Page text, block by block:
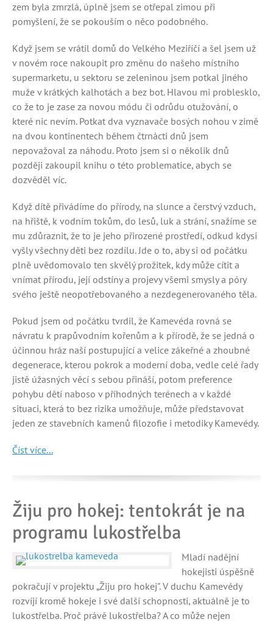
zem byla zmrzlá, úplně jsem se otřepal zimou při
pomyšlení, že se pokouším o něco podobného.
Když jsem se vrátil domů do Velkého Meziříčí a šel jsem už
v novém roce nakoupit pro změnu do našeho místního
supermarketu, u sektoru se zeleninou jsem potkal jiného
muže v krátkých kalhotách a bez bot. Hlavou mi problesklo,
co že to je zase za novou módu či odrůdu otužování, o
které nic nevím. Potkat dva vyznavače bosých nohou v zimě
na dvou kontinentech během čtrnácti dnů jsem
nepovažoval za náhodu. Proto jsem si o několik dnů
později zakoupil knihu o této problematice, abych se
dozvěděl víc.
Když dítě přivádíme do přírody, na slunce a čerstvý vzduch,
na hřiště, k vodním tokům, do lesů, luk a strání, snažíme se
mu zdůraznit, že to je jeho přirozené prostředí, odkud kdysi
vyšly všechny děti bez rozdílu. Jde o to, aby si od počátku
plně uvědomovalo ten skvělý prožitek, kdy může cítit a
vnímat přírodu, její odstíny a projevy všemi smysly a póry
svého ještě neopotřebovaného a nezdegenerovaného těla.
Pokud jsem od počátku tvrdil, že Kamevéda rovná se
návratu k prapůvodním kořenům a k přírodě, že se jedná o
účinnou hráz naší postupující a velice zákeřné a zhoubné
degenerace, kterou pokrok a moderní doba, vedle celé řady
jistě úžasných věcí s sebou přináší, potom preference
pohybu dětí naboso v příhodných terénech a v každé
situaci, která to bez rizika umožňuje, může představovat
jeden ze stavebních kamenů filozofie i metodiky Kamevédy.
Číst více...
Žiju pro hokej: tentokrát je na
programu lukostřelba
Mladí nadějní
hokejisti úspěšně
pokračují v projektu „Žiju pro hokej". V duchu Kamevédy
rozvíjí kromě hokeje i své další schopnosti, aktuálně je to
lukostřelba. Proč právě lukostřelba? A co může nejen